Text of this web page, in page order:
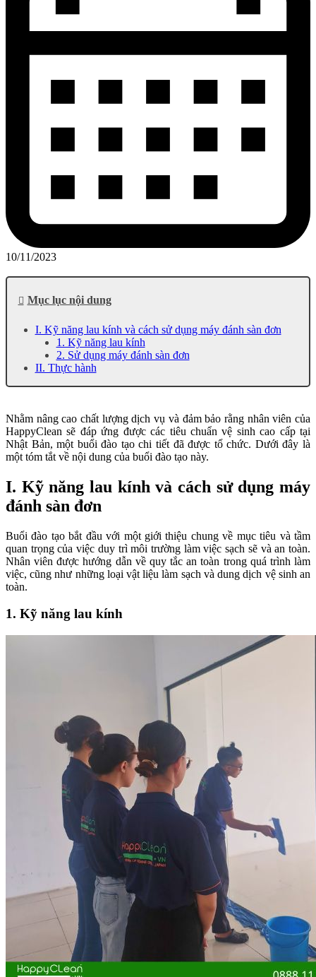
10/11/2023
Mục lục nội dung
I. Kỹ năng lau kính và cách sử dụng máy đánh sàn đơn
1. Kỹ năng lau kính
2. Sử dụng máy đánh sàn đơn
II. Thực hành
Nhằm nâng cao chất lượng dịch vụ và đảm bảo rằng nhân viên của
HappyClean sẽ đáp ứng được các tiêu chuẩn vệ sinh cao cấp tại
Nhật Bản, một buổi đào tạo chi tiết đã được tổ chức. Dưới đây là
một tóm tắt về nội dung của buổi đào tạo này.
I. Kỹ năng lau kính và cách sử dụng máy
đánh sàn đơn
Buổi đào tạo bắt đầu với một giới thiệu chung về mục tiêu và tầm
quan trọng của việc duy trì môi trường làm việc sạch sẽ và an toàn.
Nhân viên được hướng dẫn về quy tắc an toàn trong quá trình làm
việc, cũng như những loại vật liệu làm sạch và dung dịch vệ sinh an
toàn.
1. Kỹ năng lau kính